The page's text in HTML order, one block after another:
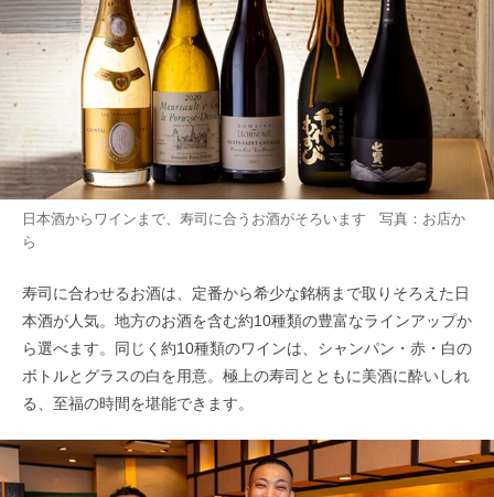
日本酒からワインまで、寿司に合うお酒がそろいます 写真：お店か
ら
寿司に合わせるお酒は、定番から希少な銘柄まで取りそろえた日
本酒が人気。地方のお酒を含む約10種類の豊富なラインアップか
ら選べます。同じく約10種類のワインは、シャンパン・赤・白の
ボトルとグラスの白を用意。極上の寿司とともに美酒に酔いしれ
る、至福の時間を堪能できます。